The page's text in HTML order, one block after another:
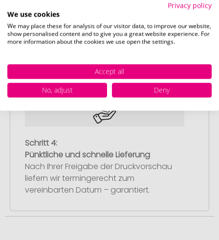
Schritt 3:
Artikelvorschau und Freigabe
Sie erhalten von uns eine kostenlose
Sie diese freigeben, starten wir
umgehend mit der Produktion.
Schritt 4:
Pünktliche und schnelle Lieferung
Nach Ihrer Freigabe der Druckvorschau
liefern wir termingerecht zum
vereinbarten Datum – garantiert.
Privacy policy
We use cookies
We may place these for analysis of our visitor data, to improve our website,
show personalised content and to give you a great website experience. For
more information about the cookies we use open the settings.
Accept all
No, adjust
Deny